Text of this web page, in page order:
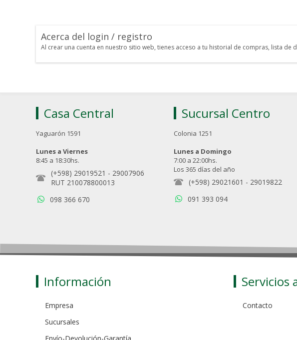
Acerca del login / registro
Al crear una cuenta en nuestro sitio web, tienes acceso a tu historial de compras, lista de
Casa Central
Yaguarón 1591
Lunes a Viernes
8:45 a 18:30hs.
(+598) 29019521 - 29007906
RUT 210078800013
098 366 670
Sucursal Centro
Colonia 1251
Lunes a Domingo
7:00 a 22:00hs.
Los 365 días del año
(+598) 29021601 - 29019822
091 393 094
Información
Empresa
Sucursales
Servicios
Contacto